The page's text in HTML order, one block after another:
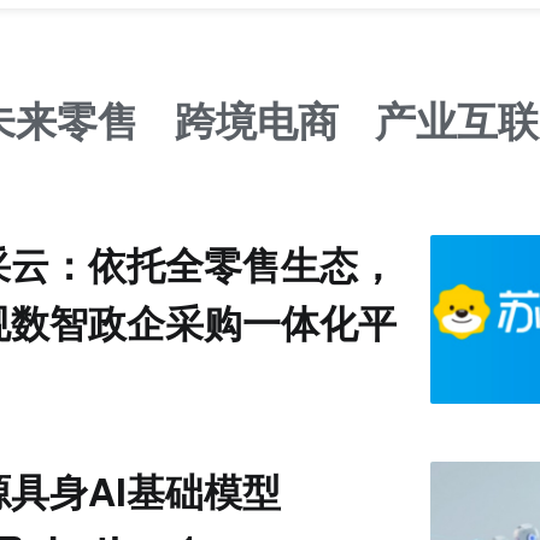
来零售 跨境电商 产业互
：依托全零售生态，
智政企采购一体化平
身AI基础模型